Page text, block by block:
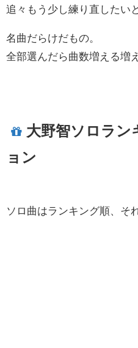
追々もう少し練り直したい
名曲だらけだもの。
全部選んだら曲数増える増
大野智ソロラン
ョン
ソロ曲はランキング順、そ